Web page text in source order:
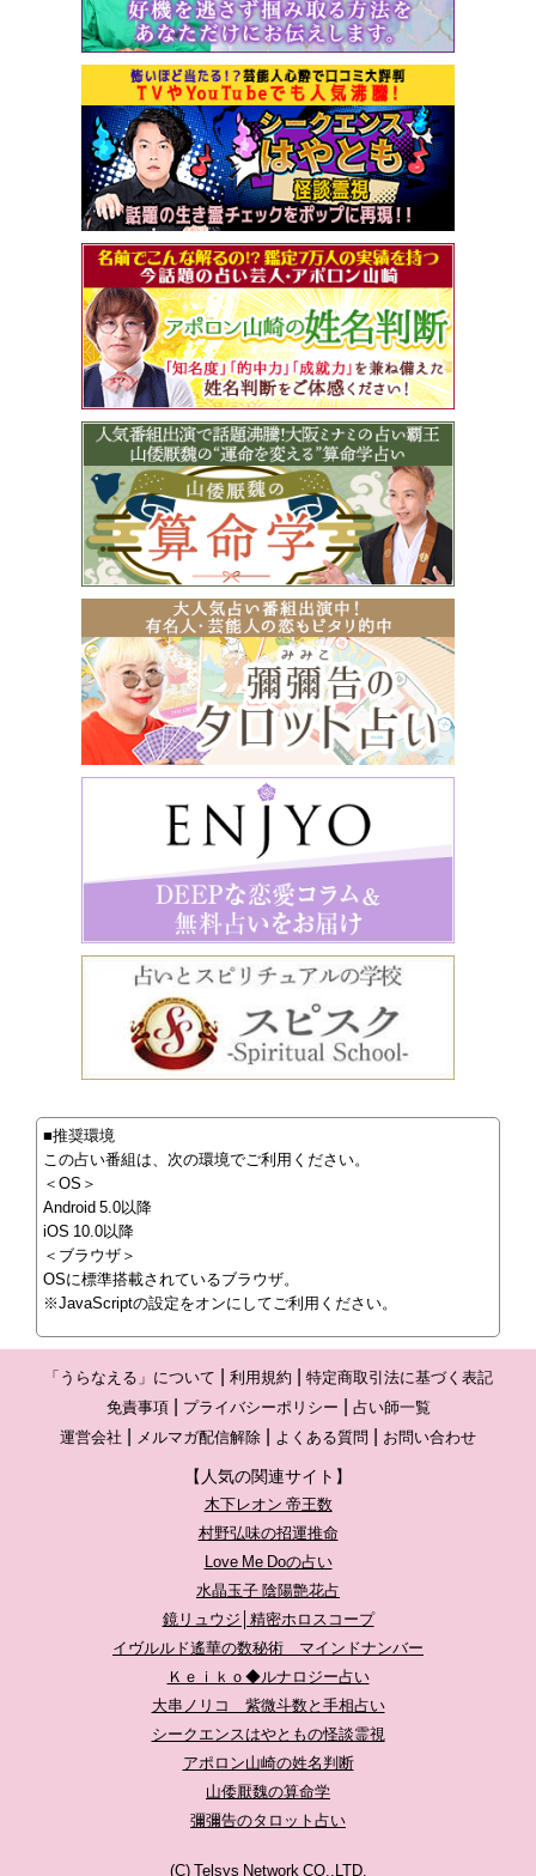
■推奨環境
この占い番組は、次の環境でご利用ください。
＜OS＞
Android 5.0以降
iOS 10.0以降
＜ブラウザ＞
OSに標準搭載されているブラウザ。
※JavaScriptの設定をオンにしてご利用ください。
「うらなえる」について 利用規約
特定商取引法に基づく表記
免責事項
プライバシーポリシー
占い師一覧
運営会社
メルマガ配信解除 よくある質問 お問い合わせ
【人気の関連サイト】
木下レオン 帝王数
村野弘味の招運推命
Love Me Doの占い
水晶玉子 陰陽艶花占
鏡リュウジ│精密ホロスコープ
イヴルルド遙華の数秘術 マインドナンバー
Ｋｅｉｋｏ◆ルナロジー占い
大串ノリコ 紫微斗数と手相占い
シークエンスはやともの怪談霊視
アポロン山崎の姓名判断
山倭厭魏の算命学
彌彌告のタロット占い
(C) Telsys Network CO.,LTD.